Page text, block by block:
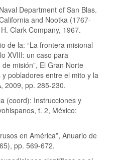
Department of San Blas.
and Nootka (1767-
Clark Company, 1967.
de la: “La frontera misional
XVIII: un caso para
misión”, El Gran Norte
pobladores entre el mito y la
2009, pp. 285-230.
(coord): Instrucciones y
t. 2, México:
en América”, Anuario de
pp. 569-672.